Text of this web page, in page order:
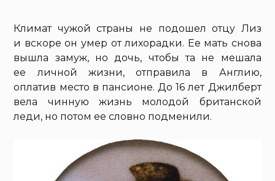
Климат чужой страны не подошел отцу Лиз
и вскоре он умер от лихорадки. Ее мать снова
вышла замуж, но дочь, чтобы та не мешала
ее личной жизни, отправила в Англию,
оплатив место в пансионе. До 16 лет Джилберт
вела чинную жизнь молодой британской
леди, но потом ее словно подменили.